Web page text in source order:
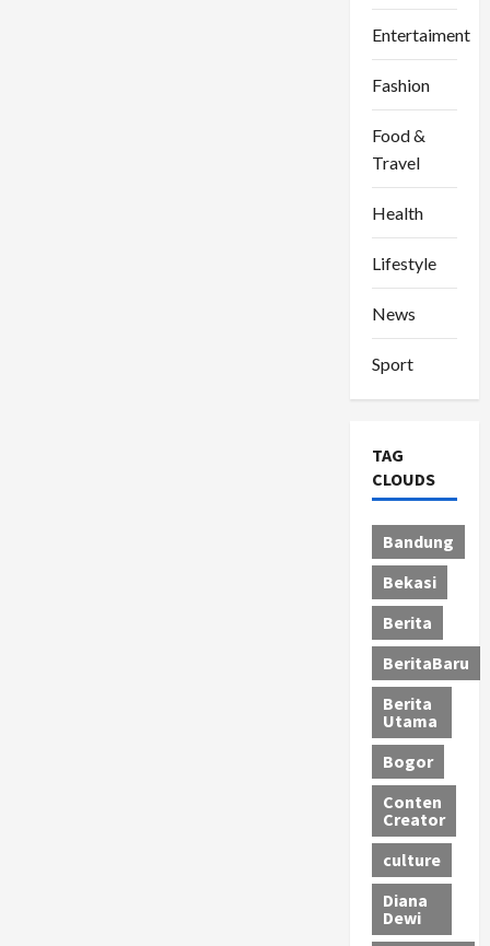
Entertaiment
Fashion
Food &
Travel
Health
Lifestyle
News
Sport
TAG
CLOUDS
Bandung
Bekasi
Berita
BeritaBaru
Berita
Utama
Bogor
Conten
Creator
culture
Diana
Dewi